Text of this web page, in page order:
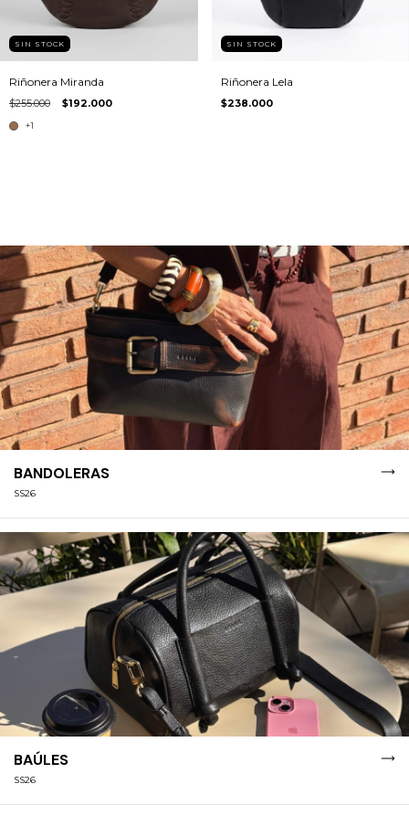
SIN STOCK
Riñonera Miranda
$255.000 $192.000
+1
SIN STOCK
Riñonera Lela
$238.000
BANDOLERAS
SS26
BAÚLES
SS26